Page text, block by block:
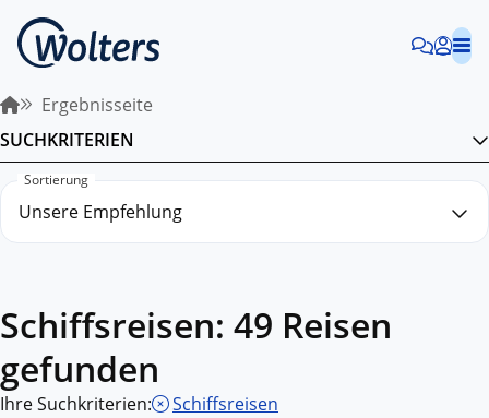
Ergebnisseite
SUCHKRITERIEN
Sortierung
Schiffsreisen: 49 Reisen
gefunden
Ihre Suchkriterien: Schiffsreisen